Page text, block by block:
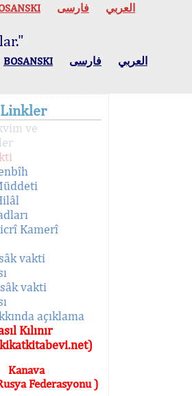
العربي فارسی
BOSANSKI العربي فارسی
ve
Kamerî
vakti
vakti
açıklama
Kılınır
Kanava
Federasyonu )